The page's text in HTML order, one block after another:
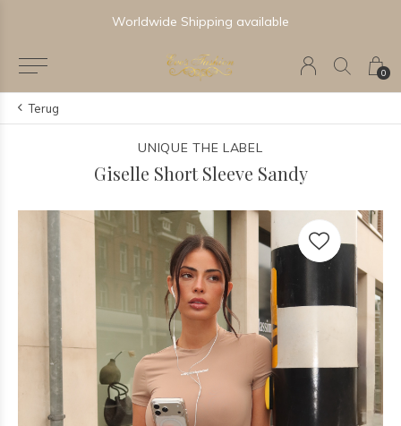
0
Worldwide Shipping available
Terug
UNIQUE THE LABEL
Giselle Short Sleeve Sandy